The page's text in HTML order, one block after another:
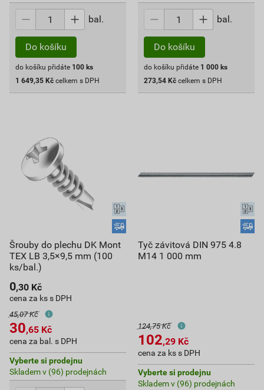
bal.
Do košíku
do košíku přidáte 100 ks
1 649,35 Kč celkem s DPH
bal.
Do košíku
do košíku přidáte 1 000 ks
273,54 Kč celkem s DPH
Šrouby do plechu DK Mont
TEX LB 3,5×9,5 mm (100
ks/bal.)
0,30 Kč
cena za ks s DPH
45,07 Kč
30,65 Kč
cena za bal. s DPH
Vyberte si prodejnu
Skladem v (96) prodejnách
Tyč závitová DIN 975 4.8
M14 1 000 mm
124,75 Kč
102,29 Kč
cena za ks s DPH
Vyberte si prodejnu
Skladem v (96) prodejnách